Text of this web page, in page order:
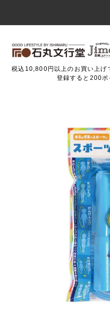
税込10,800円以上のお買い上げ
登録すると200ポ